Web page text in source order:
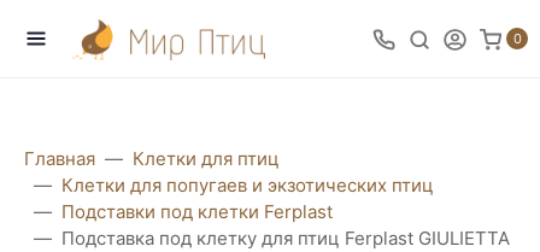
0
Главная
Клетки для птиц
Клетки для попугаев и экзотических птиц
Подставки под клетки Ferplast
Подставка под клетку для птиц Ferplast GIULIETTA